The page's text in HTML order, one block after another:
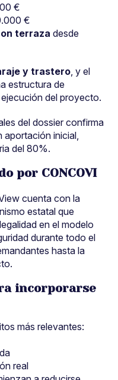
€
€
terraza desde
y trastero , y el
estructura de
del proyecto.
del dossier confirma
inicial,
del 80%.
por CONCOVI
cuenta con la
estatal que
en el modelo
durante todo el
hasta la
incorporarse
más relevantes:
real